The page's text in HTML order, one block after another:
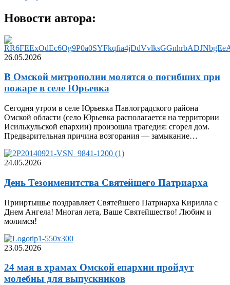
Новости автора:
26.05.2026
В Омской митрополии молятся о погибших при
пожаре в селе Юрьевка
Сегодня утром в селе Юрьевка Павлоградского района
Омской области (село Юрьевка располагается на территории
Исилькульской епархии) произошла трагедия: сгорел дом.
Предварительная причина возгорания — замыкание…
24.05.2026
День Тезоименитства Святейшего Патриарха
Прииртышье поздравляет Святейшего Патриарха Кирилла с
Днем Ангела! Многая лета, Ваше Святейшество! Любим и
молимся!
23.05.2026
24 мая в храмах Омской епархии пройдут
молебны для выпускников